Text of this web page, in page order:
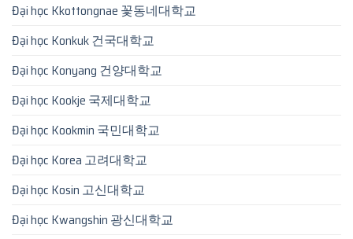
Đại học Kkottongnae 꽃동네대학교
Đại học Konkuk 건국대학교
Đại học Konyang 건양대학교
Đại học Kookje 국제대학교
Đại học Kookmin 국민대학교
Đại học Korea 고려대학교
Đại học Kosin 고신대학교
Đại học Kwangshin 광신대학교